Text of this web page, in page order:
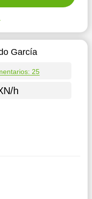
García
25
h